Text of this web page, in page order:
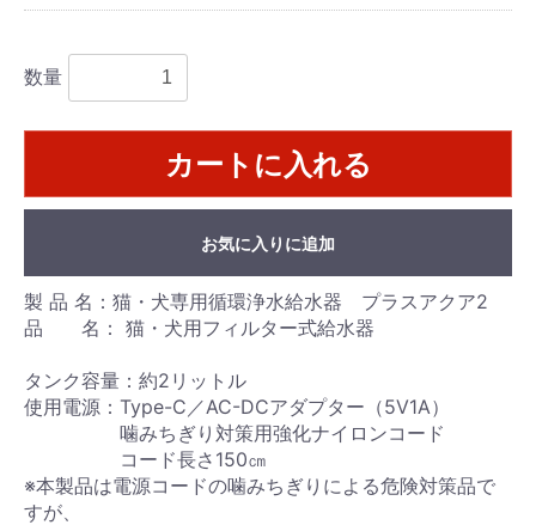
数量
カートに入れる
お気に入りに追加
製 品 名：猫・犬専用循環浄水給水器 プラスアクア2
品 名： 猫・犬用フィルター式給水器
タンク容量：約2リットル
使用電源：Type-C／AC-DCアダプター（5V1A）
噛みちぎり対策用強化ナイロンコード
コード長さ150㎝
※本製品は電源コードの噛みちぎりによる危険対策品で
すが、